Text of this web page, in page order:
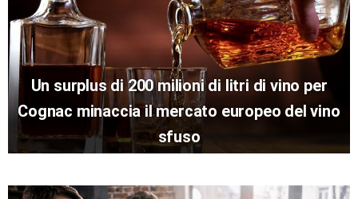
Un surplus di 200 milioni di litri di vino per
Cognac minaccia il mercato europeo del vino
sfuso